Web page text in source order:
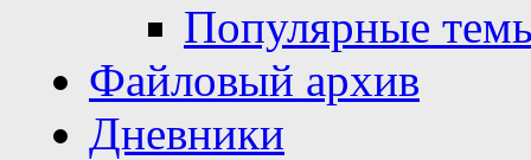
Популярные
Файловый архив
Дневники